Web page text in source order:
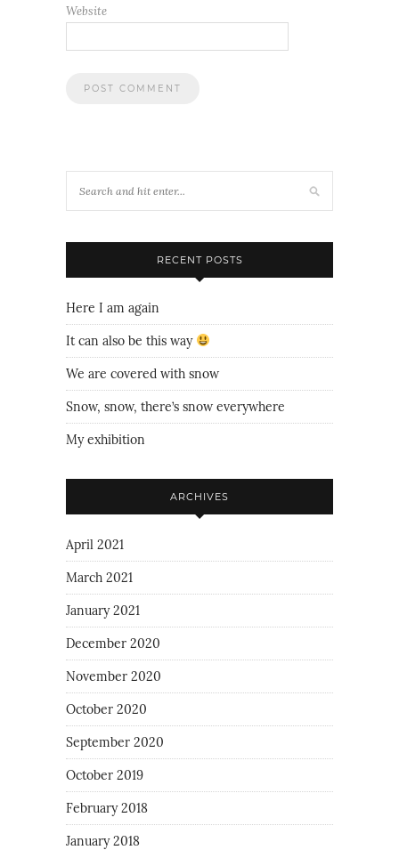
Website
RECENT POSTS
Here I am again
It can also be this way
We are covered with snow
Snow, snow, there’s snow everywhere
My exhibition
ARCHIVES
April 2021
March 2021
January 2021
December 2020
November 2020
October 2020
September 2020
October 2019
February 2018
January 2018